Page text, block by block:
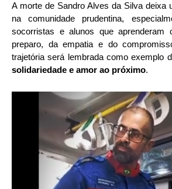
A morte de Sandro Alves da Silva deixa
na comunidade prudentina,
socorristas e alunos que
preparo, da empatia e do
trajetória será lembrada como exemplo
solidariedade e amor ao próximo.